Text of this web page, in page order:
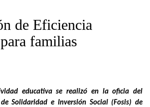
de Eficiencia
familias
educativa se realizó en la oficia del
Solidaridad e Inversión Social (Fosis) de